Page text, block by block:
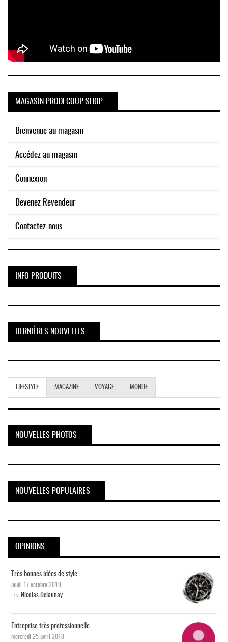
MAGASIN PRODECOUP SHOP
Bienvenue au magasin
Accédez au magasin
Connexion
Devenez Revendeur
Contactez-nous
INFO PRODUITS
DERNIÈRES NOUVELLES
LIFESTYLE MAGAZINE VOYAGE MONDE
NOUVELLES PHOTOS
NOUVELLES POPULAIRES
OPINIONS
Très bonnes idées de style
jeudi 17 octobre 2019
By Nicolas Delaunay
Entreprise très professionnelle
mercredi 25 avril 2018